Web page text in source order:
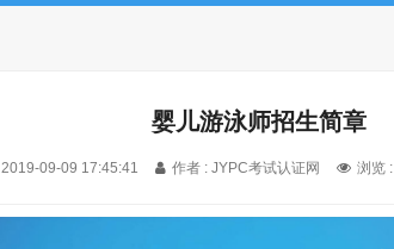
婴儿游泳师招生简章
2019-09-09 17:45:41 作者 : JYPC考试认证网 浏览